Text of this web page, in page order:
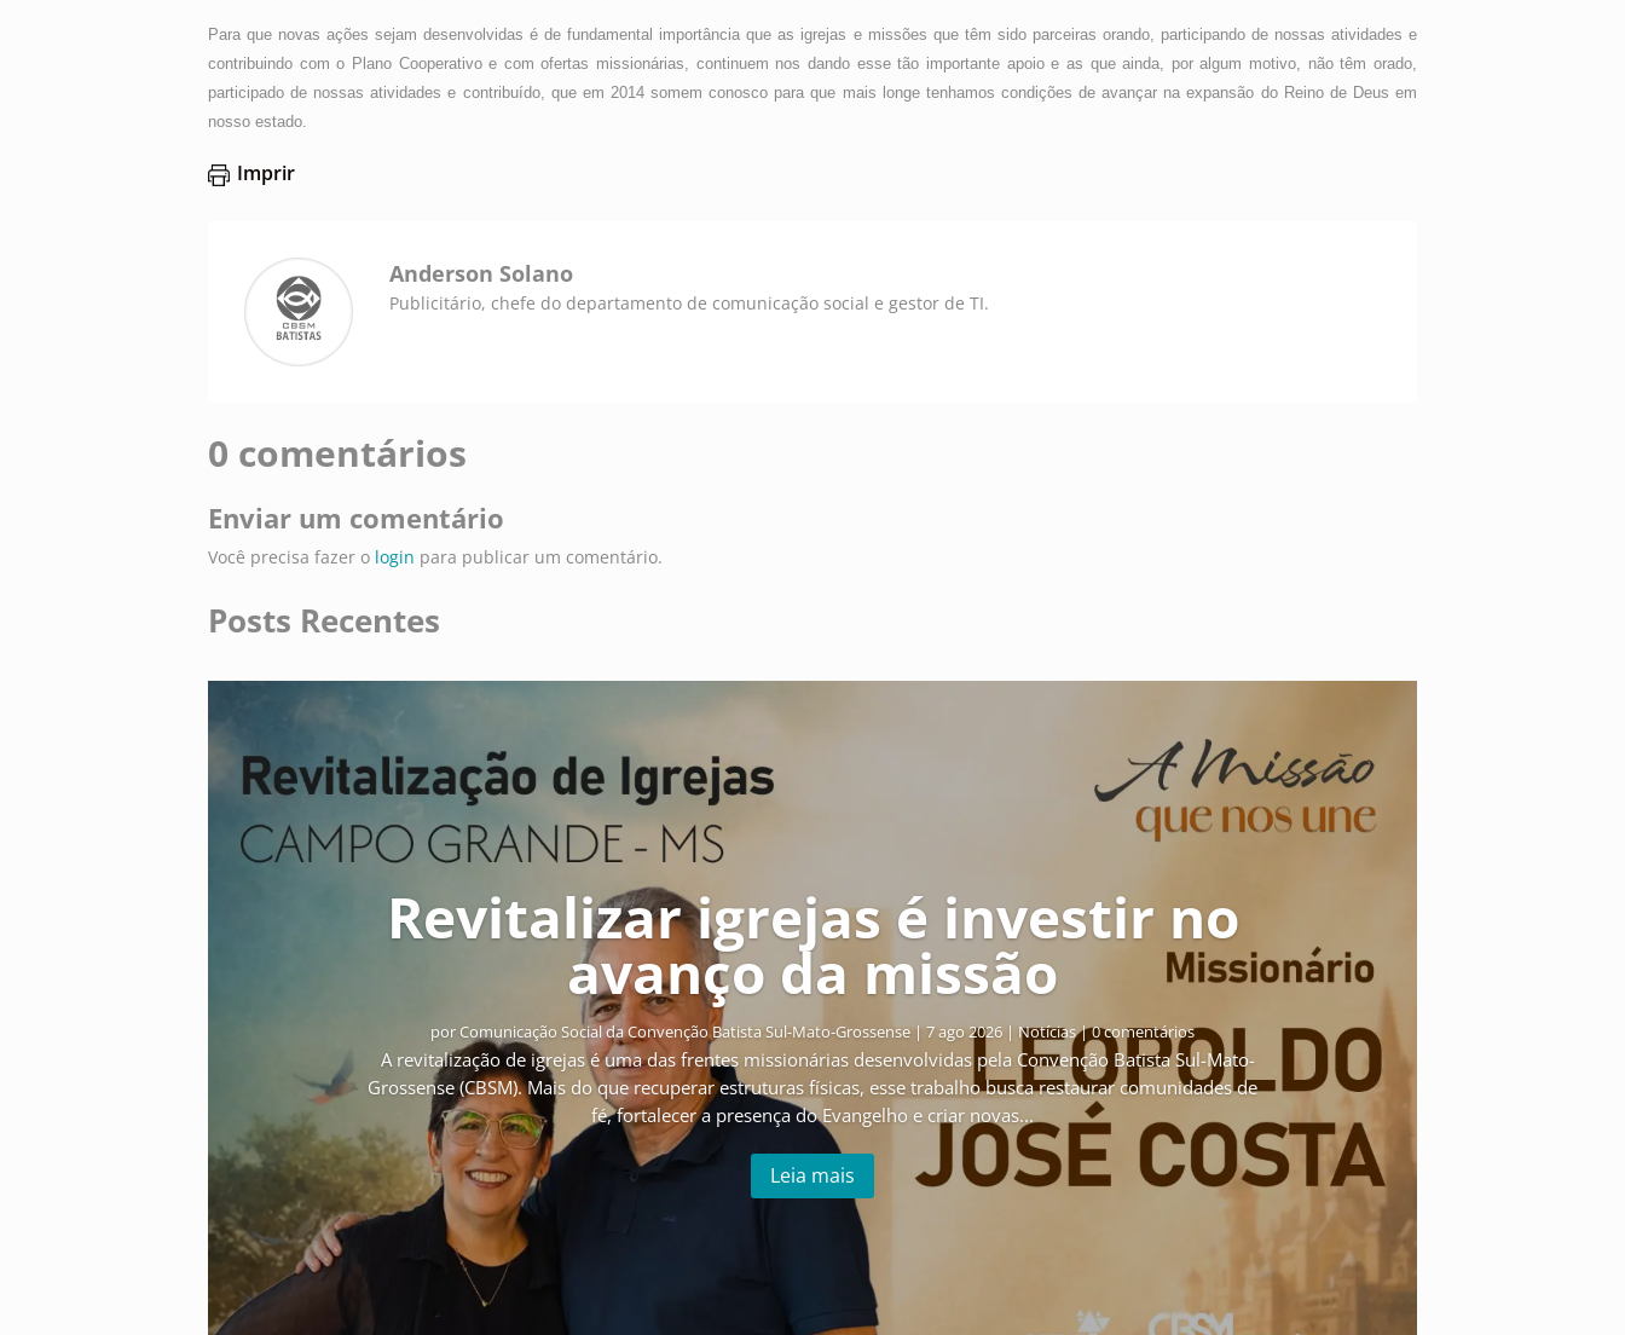
Para que novas ações sejam desenvolvidas é de fundamental importância que as igrejas e missões que têm sido parceiras orando, participando de nossas atividades e
contribuindo com o Plano Cooperativo e com ofertas missionárias, continuem nos dando esse tão importante apoio e as que ainda, por algum motivo, não têm orado,
participado de nossas atividades e contribuído, que em 2014 somem conosco para que mais longe tenhamos condições de avançar na expansão do Reino de Deus em
nosso estado.
Imprir
Publicitário, chefe do departamento de comunicação social e gestor de TI.
Anderson Solano
0 comentários
Enviar um comentário
Você precisa fazer o login para publicar um comentário.
Posts Recentes
Revitalizar igrejas é investir no
avanço da missão
porComunicação Social da Convenção Batista Sul-Mato-Grossense|7 ago 2026|Notícias| 0 comentários
A revitalização de igrejas é uma das frentes missionárias desenvolvidas pela Convenção Batista Sul-Mato-
Grossense (CBSM). Mais do que recuperar estruturas físicas, esse trabalho busca restaurar comunidades de
fé, fortalecer a presença do Evangelho e criar novas...
Leia mais